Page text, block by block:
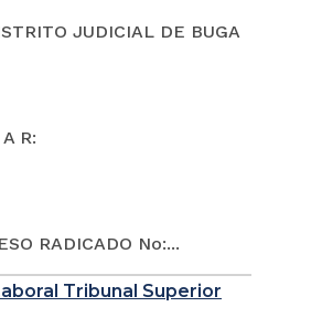
JUDICIAL DE BUGA
R:
RADICADO No:...
Tribunal Superior